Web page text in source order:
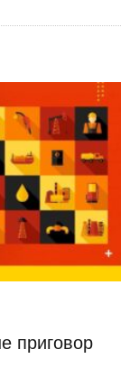
приговор